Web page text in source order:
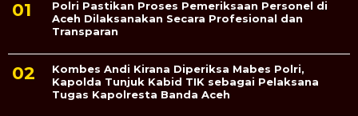
Polri Pastikan Proses Pemeriksaan Personel di
Aceh Dilaksanakan Secara Profesional dan
Transparan
Kombes Andi Kirana Diperiksa Mabes Polri,
Kapolda Tunjuk Kabid TIK sebagai Pelaksana
Tugas Kapolresta Banda Aceh